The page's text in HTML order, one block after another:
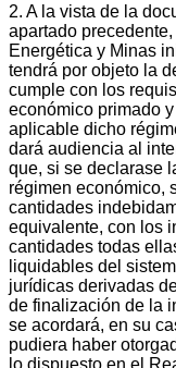
2. A la vista de la
apartado
Energética y Minas
tendrá por objeto la
cumple con los
económico primado
aplicable dicho
dará audiencia al
que, si se declarase
régimen económico,
cantidades
equivalente, con los
cantidades todas
liquidables del
jurídicas derivadas
de finalización de la
se acordará, en su
pudiera haber
lo dispuesto en el